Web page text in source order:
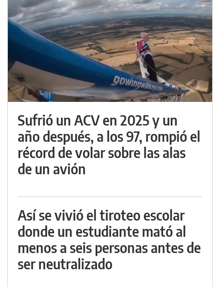
Sufrió un ACV en 2025 y un
año después, a los 97, rompió el
récord de volar sobre las alas
de un avión
Así se vivió el tiroteo escolar
donde un estudiante mató al
menos a seis personas antes de
ser neutralizado